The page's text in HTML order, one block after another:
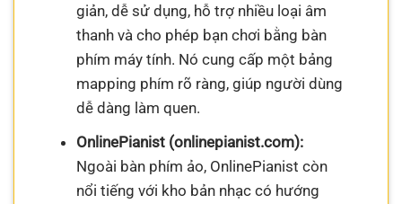
giản, dễ sử dụng, hỗ trợ nhiều loại âm
thanh và cho phép bạn chơi bằng bàn
phím máy tính. Nó cung cấp một bảng
mapping phím rõ ràng, giúp người dùng
dễ dàng làm quen.
OnlinePianist (onlinepianist.com):
Ngoài bàn phím ảo, OnlinePianist còn
nổi tiếng với kho bản nhạc có hướng